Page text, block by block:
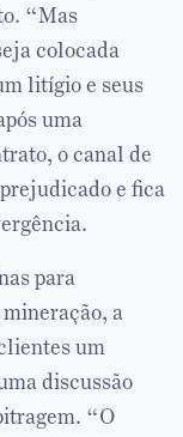
“Mas
colocada
litígio e seus
uma
o canal de
e fica
para
a
um
discussão
“O